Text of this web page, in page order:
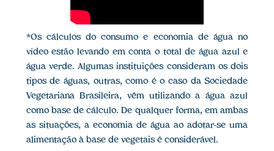
*Os cálculos do consumo e economia de água no
vídeo estão levando em conta o total de água azul e
água verde. Algumas instituições consideram os dois
tipos de águas, outras, como é o caso da Sociedade
Vegetariana Brasileira, vêm utilizando a água azul
como base de cálculo. De qualquer forma, em ambas
as situações, a economia de água ao adotar-se uma
alimentação à base de vegetais é considerável.